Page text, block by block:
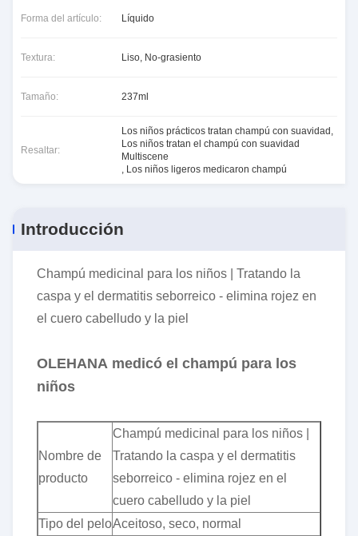
Forma del artículo: Líquido
Textura: Liso, No-grasiento
Tamaño: 237ml
Resaltar:
Los niños prácticos tratan champú con suavidad ,
Los niños tratan el champú con suavidad
Multiscene
, Los niños ligeros medicaron champú
Introducción
Champú medicinal para los niños | Tratando la
caspa y el dermatitis seborreico - elimina rojez en
el cuero cabelludo y la piel
OLEHANA medicó el champú para los
niños
Nombre de
producto
Champú medicinal para los niños |
Tratando la caspa y el dermatitis
seborreico - elimina rojez en el
cuero cabelludo y la piel
Tipo del peloAceitoso, seco, normal